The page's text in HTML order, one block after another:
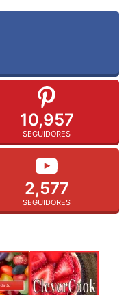
10,957
SEGUIDORES
2,577
SEGUIDORES